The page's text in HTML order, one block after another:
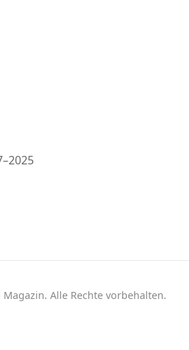
Alle Rechte vorbehalten.